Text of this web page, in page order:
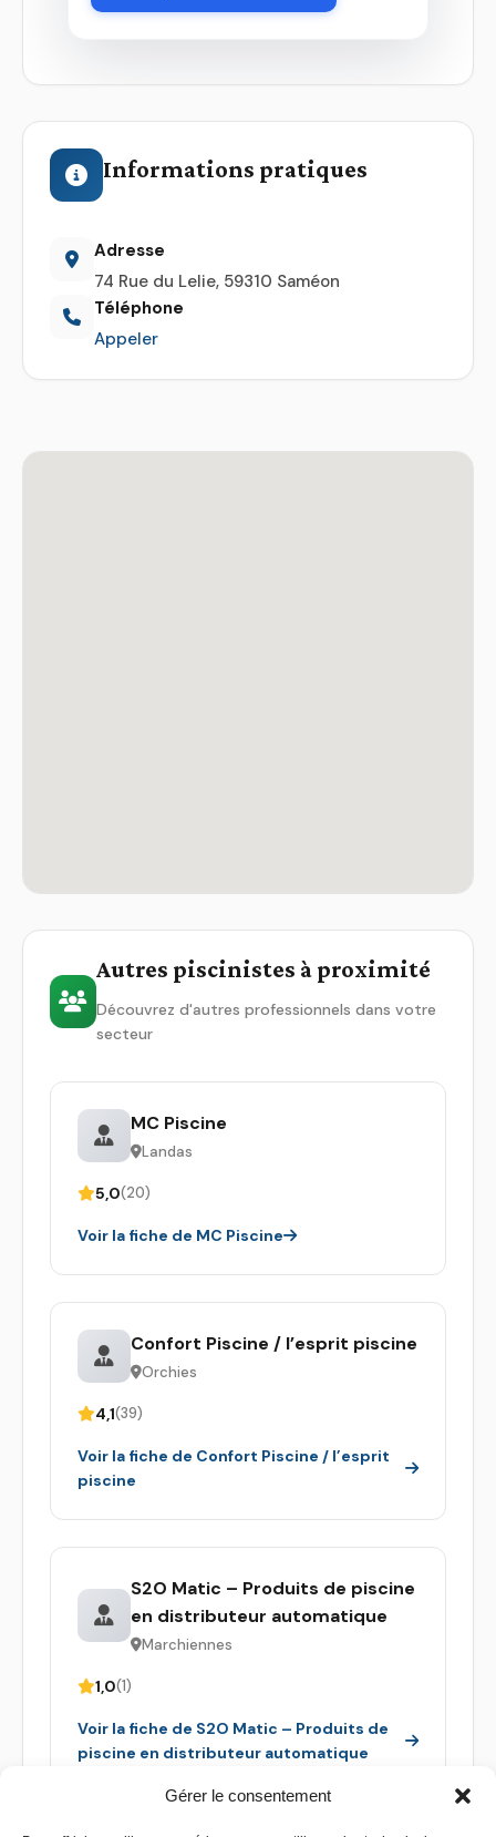
Gérer le consentement
Informations pratiques
Adresse
74 Rue du Lelie, 59310 Saméon
Téléphone
Appeler
Autres piscinistes à proximité
Découvrez d'autres professionnels dans votre
secteur
MC Piscine
Landas
5,0(20)
Voir la fiche de MC Piscine
Confort Piscine / l’esprit piscine
Orchies
4,1(39)
Voir la fiche de Confort Piscine / l’esprit
piscine
S2O Matic – Produits de piscine
en distributeur automatique
Marchiennes
1,0(1)
Voir la fiche de S2O Matic – Produits de
piscine en distributeur automatique